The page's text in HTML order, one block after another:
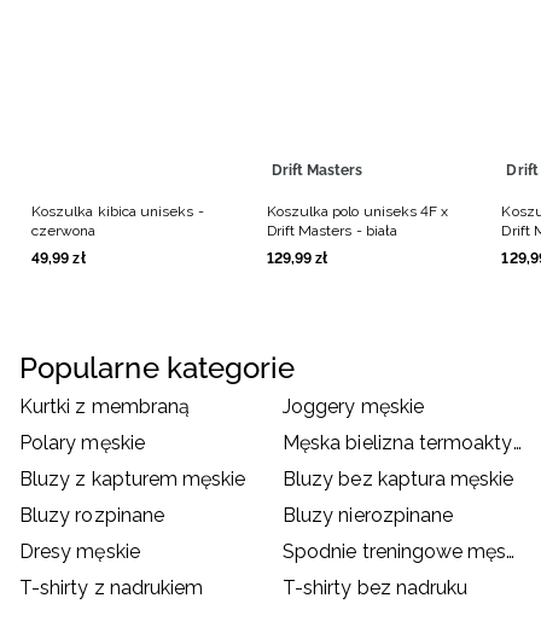
Koszulka kibica uniseks -
czerwona
49,99 zł
Drift Masters
Koszulka polo uniseks 4F x
Drift Masters - biała
129,99 zł
Drift
Drift
129,
Popularne kategorie
Kurtki z membraną
Joggery męskie
Polary męskie
Męska bielizna termoaktywna
Bluzy z kapturem męskie
Bluzy bez kaptura męskie
Bluzy rozpinane
Bluzy nierozpinane
Dresy męskie
Spodnie treningowe męskie
T-shirty z nadrukiem
T-shirty bez nadruku